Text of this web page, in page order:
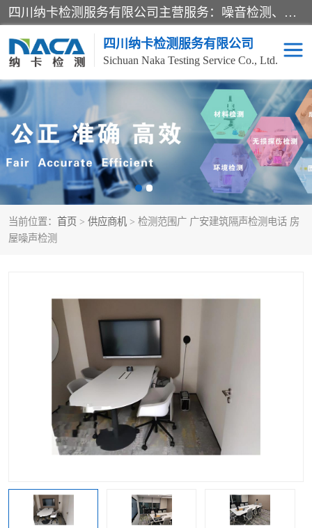
四川纳卡检测服务有限公司主营服务：噪音检测、灯光检测、防护网检测、磁性检测、无损检测、燃烧等级检测；本着严谨、规范的态度严格执行国家现行标准、规范及规程，奉行“科学公正、准确、持续改进、诚信服务”的企业价值和“科学、信誉、服务”的企业宗旨，竭诚为广大客户服务。
四川纳卡检测服务有限公司
Sichuan Naka Testing Service Co., Ltd.
当前位置： 首页 > 供应商机 > 检测范围广 广安建筑隔声检测电话 房
屋噪声检测
噪音检测 灯光检测
防护网检测 磁性检测
无损检测 燃烧等级检测
可靠性检测 产品检测